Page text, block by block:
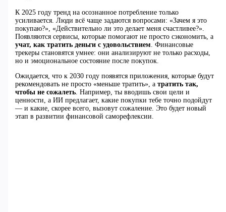
К 2025 году тренд на осознанное потребление только
усиливается. Люди всё чаще задаются вопросами: «Зачем я это
покупаю?», «Действительно ли это делает меня счастливее?».
Появляются сервисы, которые помогают не просто сэкономить, а
учат, как тратить деньги с удовольствием. Финансовые
трекеры становятся умнее: они анализируют не только расходы,
но и эмоциональное состояние после покупок.
Ожидается, что к 2030 году появятся приложения, которые будут
рекомендовать не просто «меньше тратить», а тратить так,
чтобы не сожалеть. Например, ты вводишь свои цели и
ценности, а ИИ предлагает, какие покупки тебе точно подойдут
— и какие, скорее всего, вызовут сожаление. Это будет новый
этап в развитии финансовой саморефлексии.